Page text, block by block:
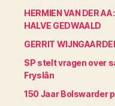
HERMIEN VAN DER
HALVE GEDWAALD
GERRIT
SP stelt vragen over
Fryslân
150 Jaar Bolswarder